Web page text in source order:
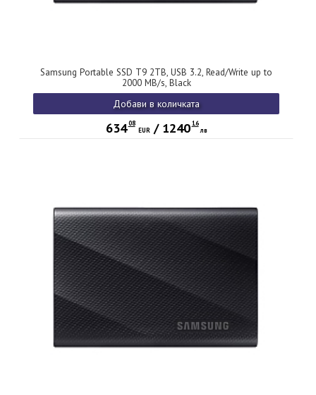
Samsung Portable SSD T9 2TB, USB 3.2, Read/Write up to
2000 MB/s, Black
Добави в количката
634 08
EUR/ 1240 16
лв